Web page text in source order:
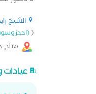
الشيخ
((احجز
متاح
عيادات